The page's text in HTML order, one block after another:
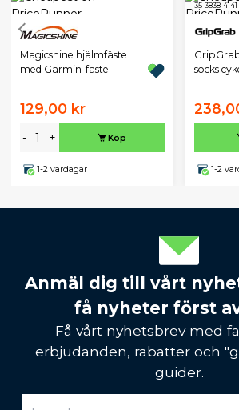
Magicshine hjälmfäste
med Garmin-fäste
129,00 kr
- + Köp
1-2 vardagar
35-3838-41
socks
1-2
Anmäl dig till vårt
få nyheter först
Få vårt nyhetsbrev med
erbjudanden, rabatter och
guider.